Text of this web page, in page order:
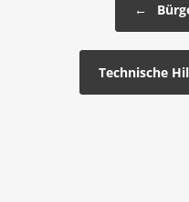
←
Technische